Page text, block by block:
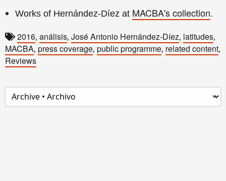
Works of Hernández-Díez at MACBA's collection.
2016, análisis, José Antonio Hernández-Díez, latitudes,
MACBA, press coverage, public programme, related content,
Reviews